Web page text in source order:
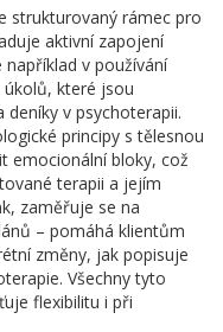
strukturovaný rámec pro
aktivní zapojení
v používání
které jsou
deníky v psychoterapii.
principy s tělesnou
emocionální bloky, což
terapii a jejím
, zaměřuje se na
– pomáhá klientům
změny, jak popisuje
Všechny tyto
flexibilitu i při